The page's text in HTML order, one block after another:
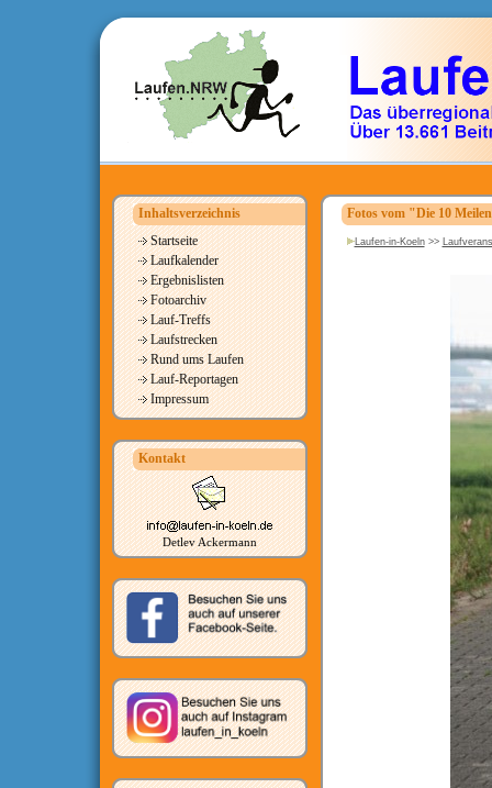
Inhaltsverzeichnis
Startseite
Laufkalender
Ergebnislisten
Fotoarchiv
Lauf-Treffs
Laufstrecken
Rund ums Laufen
Lauf-Reportagen
Impressum
Kontakt
Detlev Ackermann
Fotos vom "Die 10
Laufen-in-Koeln>>